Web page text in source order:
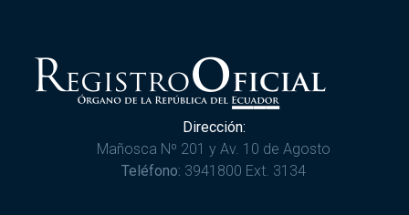
Dirección:
Mañosca Nº 201 y Av. 10 de Agosto
Teléfono: 3941800 Ext. 3134